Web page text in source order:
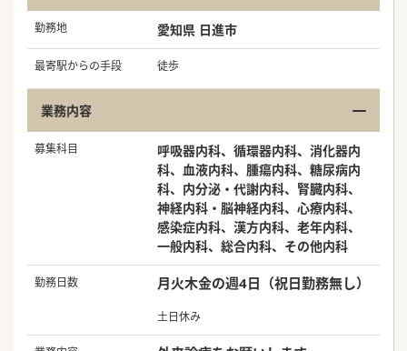
勤務地 愛知県 日進市
最寄駅からの手段 徒歩
業務内容
募集科目
呼吸器内科、循環器内科、消化器内
科、血液内科、腫瘍内科、糖尿病内
科、内分泌・代謝内科、腎臓内科、
神経内科・脳神経内科、心療内科、
感染症内科、漢方内科、老年内科、
一般内科、総合内科、その他内科
勤務日数 月火木金の週4日（祝日勤務無し）
土日休み